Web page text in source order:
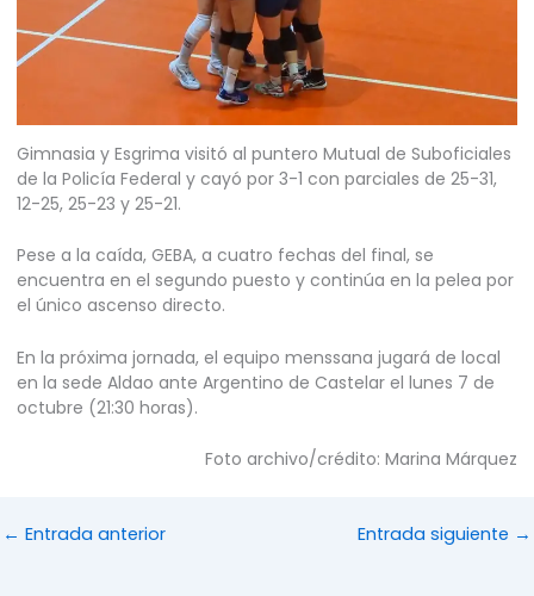
Gimnasia y Esgrima visitó al puntero Mutual de Suboficiales
de la Policía Federal y cayó por 3-1 con parciales de 25-31,
12-25, 25-23 y 25-21.
Pese a la caída, GEBA, a cuatro fechas del final, se
encuentra en el segundo puesto y continúa en la pelea por
el único ascenso directo.
En la próxima jornada, el equipo menssana jugará de local
en la sede Aldao ante Argentino de Castelar el lunes 7 de
octubre (21:30 horas).
Foto archivo/crédito: Marina Márquez
← Entrada anterior Entrada siguiente →